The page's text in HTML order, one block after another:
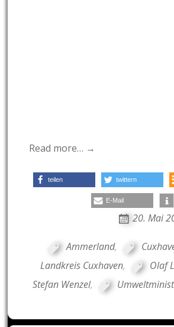
Read more… →
teilen twittern
E-Mail
20. Mai
Ammerland,
Landkreis Cuxhaven, Olaf
Stefan Wenzel,